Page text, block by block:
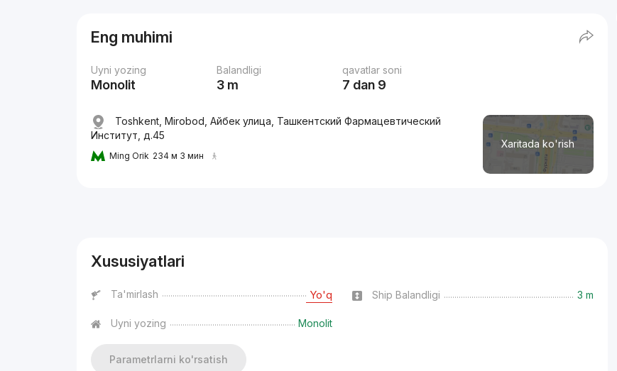
Eng muhimi
Uyni yozing
Monolit
Balandligi
3 m
qavatlar soni
7 dan 9
Xaritada ko'rish
Toshkent, Mirobod, Айбек улица, Ташкентский Фармацевтический
Институт, д.45
Ming Orik 234 м 3 мин
Xususiyatlari
Ta'mirlash Yo'q Ship Balandligi 3 m
Uyni yozing Monolit
Parametrlarni ko'rsatish